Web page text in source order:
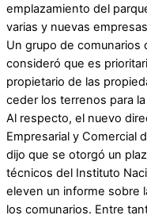
emplazamiento del
varias y nuevas
Un grupo de comunarios
consideró que es
propietario de las
ceder los terrenos para
Al respecto, el nuevo
Empresarial y Comercial
dijo que se otorgó un
técnicos del Instituto
eleven un informe sobre
los comunarios. Entre